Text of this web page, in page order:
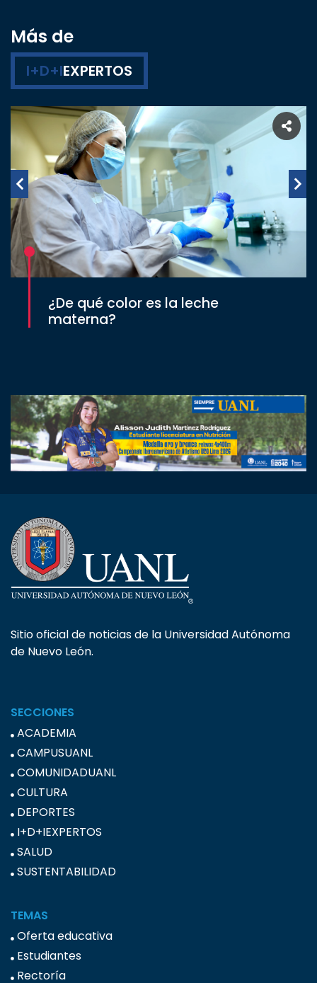
Más de
I+D+IEXPERTOS
¿De qué color es la leche
materna?
Sitio oficial de noticias de la Universidad Autónoma
de Nuevo León.
SECCIONES
ACADEMIA
CAMPUSUANL
COMUNIDADUANL
CULTURA
DEPORTES
I+D+IEXPERTOS
SALUD
SUSTENTABILIDAD
TEMAS
Oferta educativa
Estudiantes
Rectoría